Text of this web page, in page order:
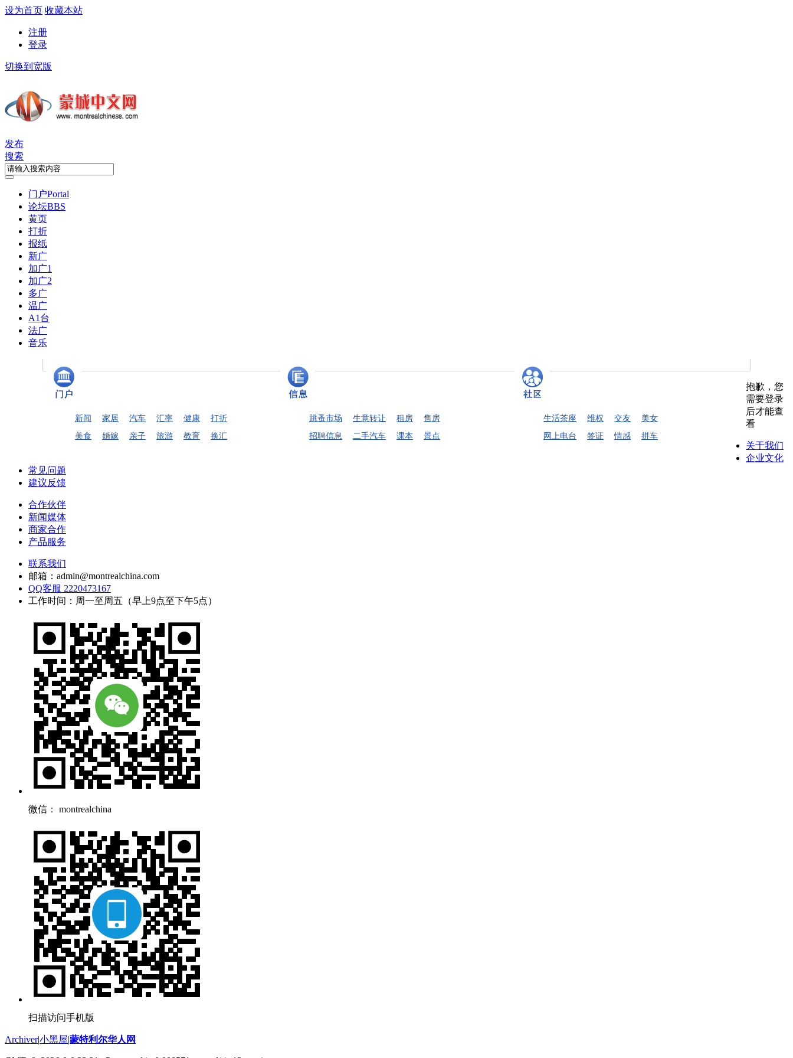
设为首页 收藏本站
注册
登录
切换到宽版
发布
搜索
门户Portal
论坛BBS
黄页
打折
报纸
新广
加广1
加广2
多广
温广
A1台
法广
音乐
新闻 家居 汽车 汇率 健康
打折
美食
婚嫁 亲子 旅游 教育 换汇
跳蚤市场 生意转让 租房
售房
招聘信息
二手汽车 课本 景点
生活茶座 维权 交友
美女
网上电台
签证 情感 拼车
抱歉，您
需要登录
后才能查
看
关于我们
企业文化
常见问题
建议反馈
合作伙伴
新闻媒体
商家合作
产品服务
联系我们
邮箱：admin@montrealchina.com
QQ客服 2220473167
工作时间：周一至周五（早上9点至下午5点）
微信： montrealchina
扫描访问手机版
Archiver|小黑屋|蒙特利尔华人网